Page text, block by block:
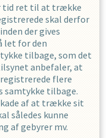
tid ret til at trække
skal derfor
der gives
let for den
tilbage, som det
anbefaler, at
flere
samtykke tilbage.
af at trække sit
således kunne
af gebyrer mv.